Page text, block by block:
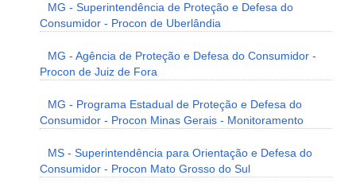
MG - Superintendência de Proteção e Defesa do
Consumidor - Procon de Uberlândia
MG - Agência de Proteção e Defesa do Consumidor -
Procon de Juiz de Fora
MG - Programa Estadual de Proteção e Defesa do
Consumidor - Procon Minas Gerais - Monitoramento
MS - Superintendência para Orientação e Defesa do
Consumidor - Procon Mato Grosso do Sul